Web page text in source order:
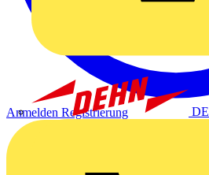
Anmelden Registrierung